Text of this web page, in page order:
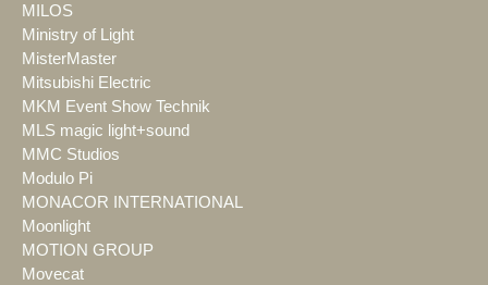
MILOS
Ministry of Light
MisterMaster
Mitsubishi Electric
MKM Event Show Technik
MLS magic light+sound
MMC Studios
Modulo Pi
MONACOR INTERNATIONAL
Moonlight
MOTION GROUP
Movecat